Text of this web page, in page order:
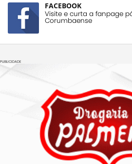
FACEBOOK
Visite e curta a fanpage
Corumbaense
PUBLICIDADE